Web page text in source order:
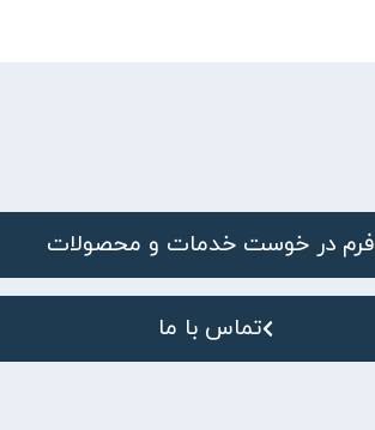
فرم در خوست خدمات و محصولات
تماس با ما